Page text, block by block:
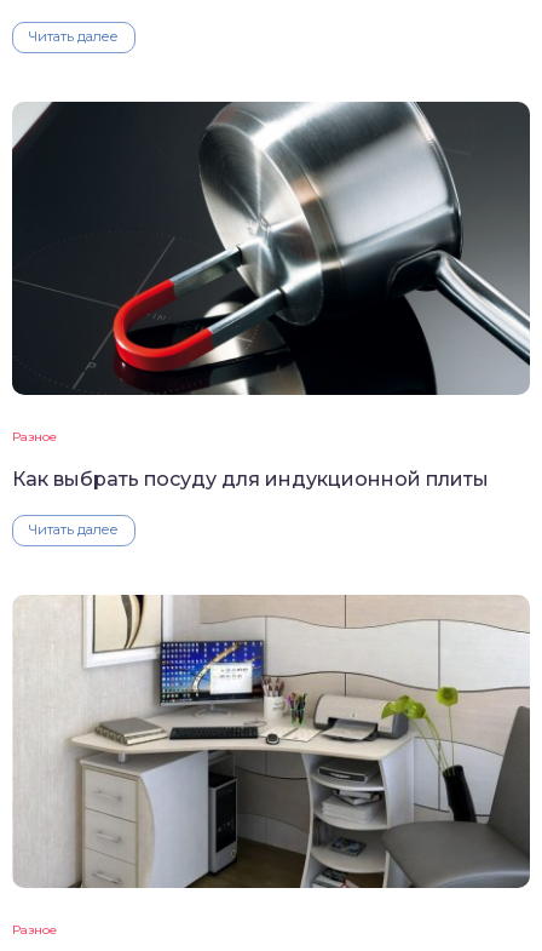
Читать далее
Разное
Как выбрать посуду для индукционной плиты
Читать далее
Разное